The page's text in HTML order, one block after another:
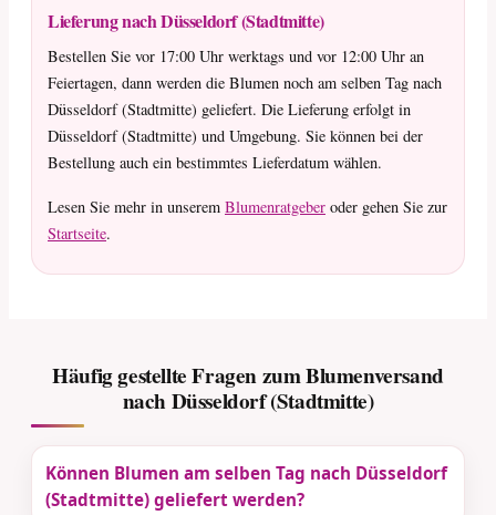
Lieferung nach Düsseldorf (Stadtmitte)
Bestellen Sie vor 17:00 Uhr werktags und vor 12:00 Uhr an
Feiertagen, dann werden die Blumen noch am selben Tag nach
Düsseldorf (Stadtmitte) geliefert. Die Lieferung erfolgt in
Düsseldorf (Stadtmitte) und Umgebung. Sie können bei der
Bestellung auch ein bestimmtes Lieferdatum wählen.
Lesen Sie mehr in unserem Blumenratgeber oder gehen Sie zur
Startseite.
Häufig gestellte Fragen zum Blumenversand
nach Düsseldorf (Stadtmitte)
Können Blumen am selben Tag nach Düsseldorf
(Stadtmitte) geliefert werden?